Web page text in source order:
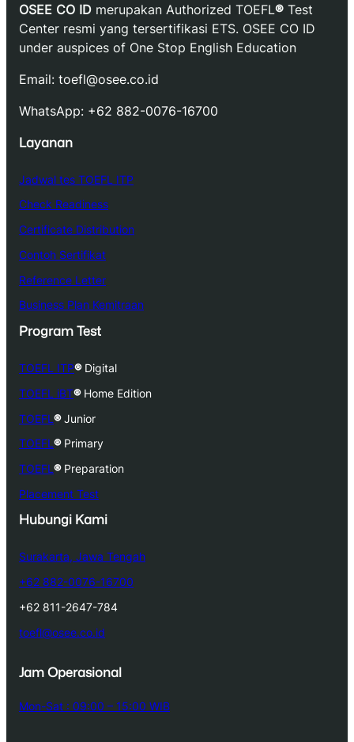
OSEE CO ID merupakan Authorized TOEFL® Test
Center resmi yang tersertifikasi ETS. OSEE CO ID
under auspices of One Stop English Education
Email: toefl@osee.co.id
WhatsApp: +62 882-0076-16700
Layanan
Jadwal tes TOEFL ITP
Check Readiness
Certificate Distribution
Contoh Sertifikat
Reference Letter
Business Plan Kemitraan
Program Test
TOEFL ITP®Digital
TOEFL iBT®Home Edition
TOEFL ®Junior
TOEFL ®Primary
TOEFL ®Preparation
Placement Test
Hubungi Kami
Surakarta, Jawa Tengah
+62 882-0076-16700
+62 811-2647-784
toefl@osee.co.id
Jam Operasional
Mon-Sat : 09:00 – 15:00 WIB